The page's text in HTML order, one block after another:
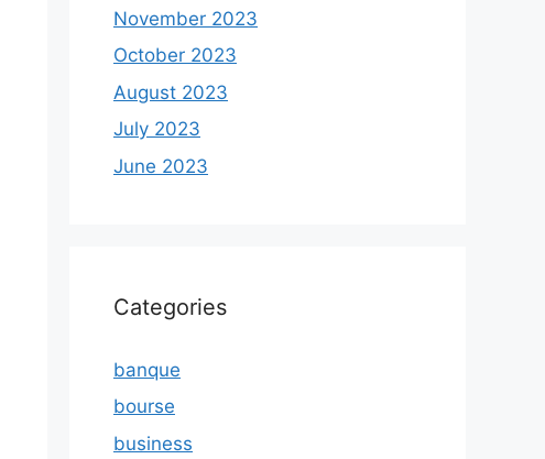
November 2023
October 2023
August 2023
July 2023
June 2023
Categories
banque
bourse
business